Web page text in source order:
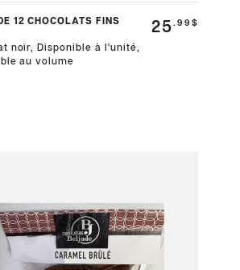
12 CHOCOLATS FINS
noir, Disponible à l'unité,
au volume
25 .99$